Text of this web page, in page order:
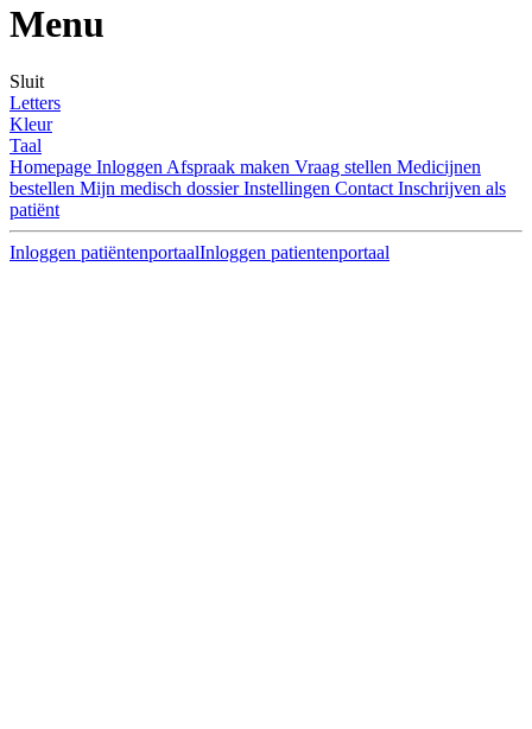
Menu
Sluit
Letters
Kleur
Taal
Homepage Inloggen Afspraak maken Vraag stellen Medicijnen
bestellen Mijn medisch dossierInstellingen Contact Inschrijven als
patiënt
Inloggen patiëntenportaalInloggen patientenportaal